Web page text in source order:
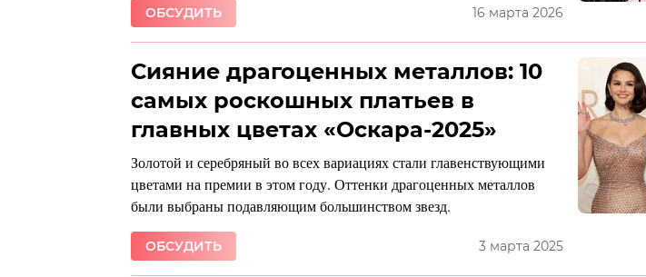
16 марта 2026
ОБСУДИТЬ
Сияние драгоценных металлов: 10
самых роскошных платьев в
главных цветах «Оскара-2025»
Золотой и серебряный во всех вариациях стали главенствующими
цветами на премии в этом году. Оттенки драгоценных металлов
были выбраны подавляющим большинством звезд.
3 марта 2025
ОБСУДИТЬ